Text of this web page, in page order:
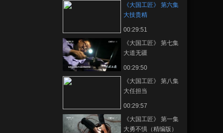
《大国工匠》 第六集
大技贵精
00:29:51
《大国工匠》 第七集
大道无疆
00:29:50
《大国工匠》 第八集
大任担当
00:29:57
《大国工匠》 第一集
大勇不惧（精编版）